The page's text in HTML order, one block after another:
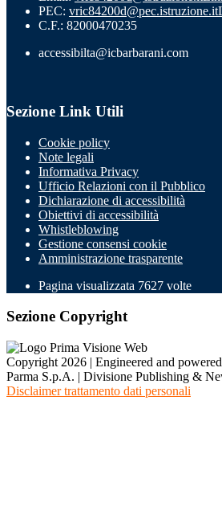
PEC: vric84200d@pec.istruzione.it
C.F.: 82000470235
accessibilta@icbarbarani.com
Sezione Link Utili
Cookie policy
Note legali
Informativa Privacy
Ufficio Relazioni con il Pubblico
Dichiarazione di accessibilità
Obiettivi di accessibilità
Whistleblowing
Gestione consensi cookie
Amministrazione trasparente
Pagina visualizzata 7627 volte
Sezione Copyright
Copyright 2026 | Engineered and
Parma S.p.A. | Divisione Publishing &
Disclaimer trattamento dati personali